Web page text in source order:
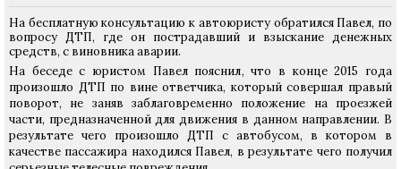
На бесплатную консультацию к автоюристу обратился Павел, по
вопросу ДТП, где он пострадавший и взыскание денежных
средств, с виновника аварии.
На беседе с юристом Павел пояснил, что в конце 2015 года
произошло ДТП по вине ответчика, который совершал правый
поворот, не заняв заблаговременно положение на проезжей
части, предназначенной для движения в данном направлении. В
результате чего произошло ДТП с автобусом, в котором в
качестве пассажира находился Павел, в результате чего получил